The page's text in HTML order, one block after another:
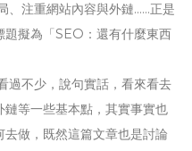
、注重網站內容與外鏈……正是
題擬為「SEO：還有什麼東西
過不少，說句實話，看來看去
等一些基本點，其實事實也
做，既然這篇文章也是討論